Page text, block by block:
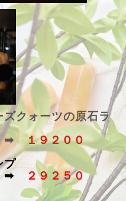
クォーツの原石ラ
➡
１９２００
プ
➡
２９２５０